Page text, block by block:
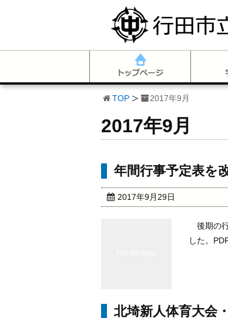
TOP 2017年9月
2017年9月
年間行事予定表を
2017年9月29日
後期の
した。
北埼新人体育大会